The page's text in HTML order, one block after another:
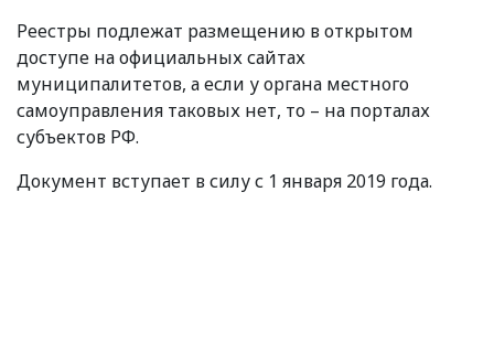
Реестры подлежат размещению в открытом
доступе на официальных сайтах
муниципалитетов, а если у органа местного
самоуправления таковых нет, то – на порталах
субъектов РФ.
Документ вступает в силу с 1 января 2019 года.